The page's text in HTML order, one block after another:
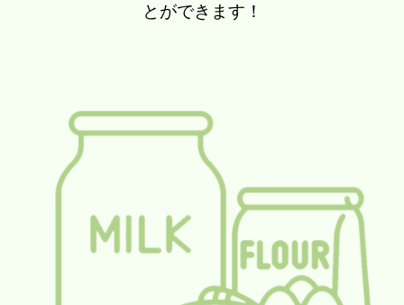
とができます！